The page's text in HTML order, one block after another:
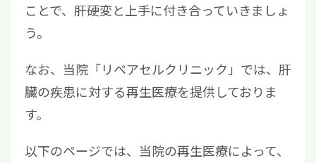
ことで、肝硬変と上手に付き合っていきましょ
う。
なお、当院「リペアセルクリニック」では、肝
臓の疾患に対する再生医療を提供しておりま
す。
以下のページでは、当院の再生医療によって、